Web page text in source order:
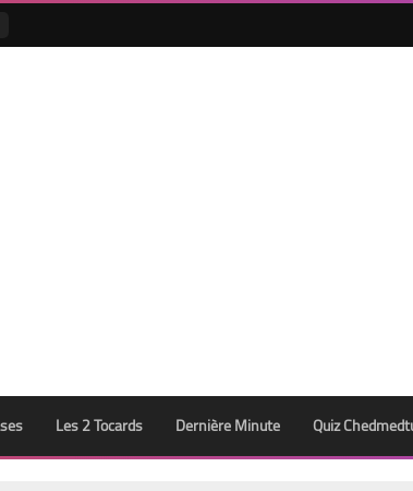
Les 2 Tocards Dernière Minute Quiz